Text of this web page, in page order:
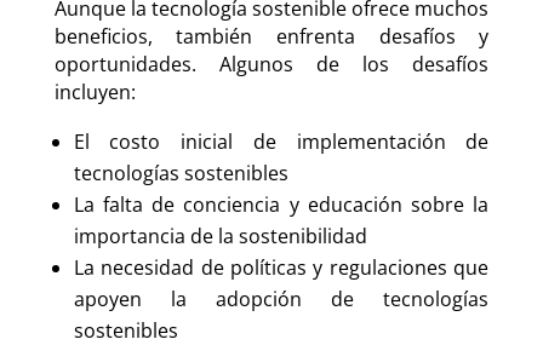
Aunque la tecnología sostenible ofrece muchos
beneficios, también enfrenta desafíos y
oportunidades. Algunos de los desafíos
incluyen:
El costo inicial de implementación de
tecnologías sostenibles
La falta de conciencia y educación sobre la
importancia de la sostenibilidad
La necesidad de políticas y regulaciones que
apoyen la adopción de tecnologías
sostenibles